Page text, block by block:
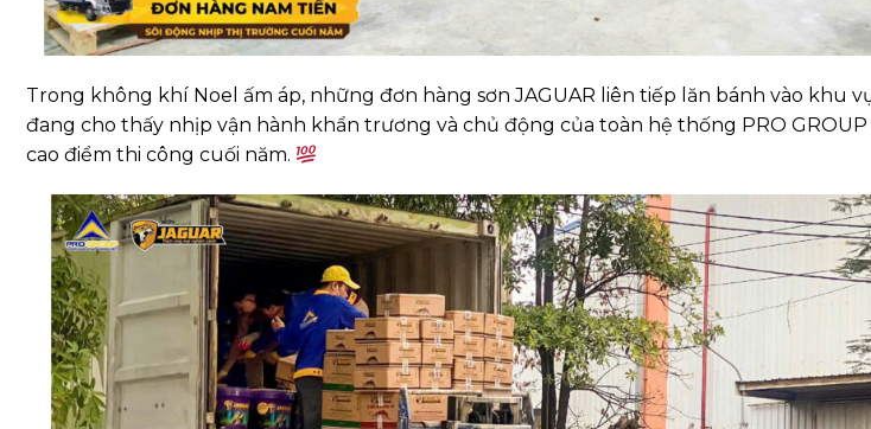
Trong không khí Noel ấm áp, những đơn hàng sơn JAGUAR liên tiếp lăn bánh vào khu
đang cho thấy nhịp vận hành khẩn trương và chủ động của toàn hệ thống PRO
cao điểm thi công cuối năm.